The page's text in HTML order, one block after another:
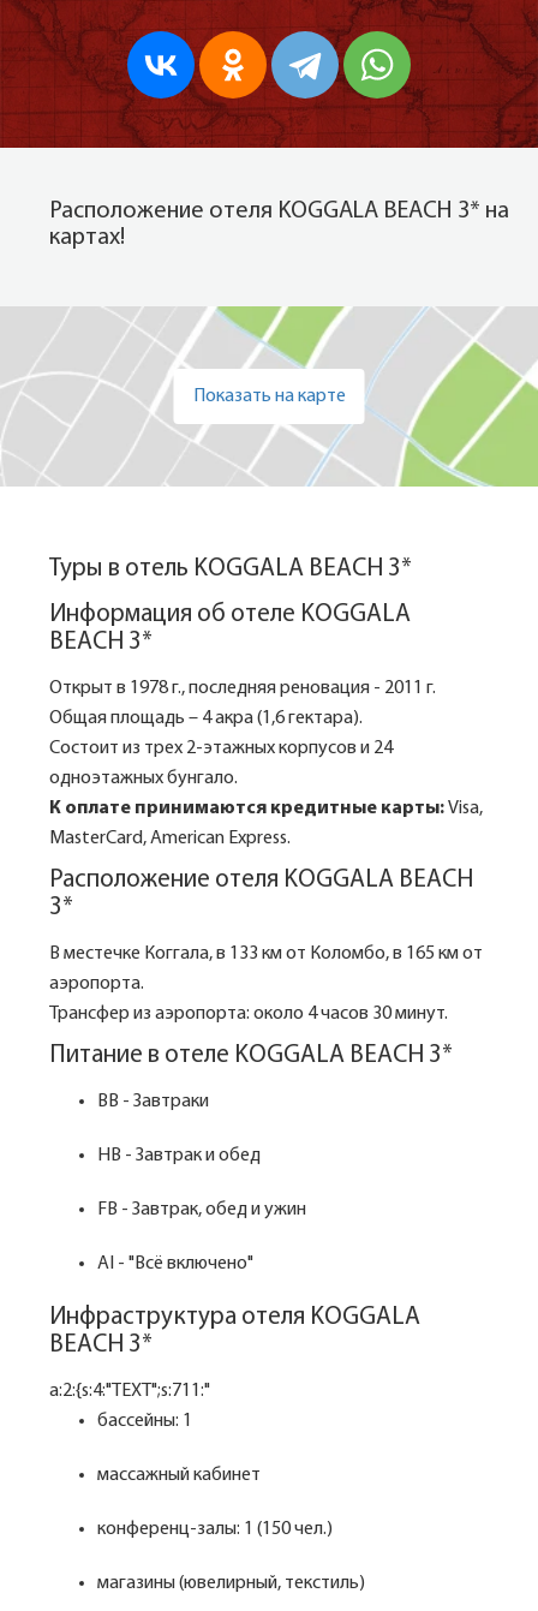
Расположение отеля KOGGALA BEACH 3* на
картах!
Показать на карте
Туры в отель KOGGALA BEACH 3*
Информация об отеле KOGGALA
BEACH 3*
Открыт в 1978 г., последняя реновация - 2011 г.
Общая площадь – 4 акра (1,6 гектара).
Состоит из трех 2-этажных корпусов и 24
одноэтажных бунгало.
К оплате принимаются кредитные карты:Visa,
MasterCard, American Express.
Расположение отеля KOGGALA BEACH
3*
В местечке Коггала, в 133 км от Коломбо, в 165 км от
аэропорта.
Трансфер из аэропорта: около 4 часов 30 минут.
Питание в отеле KOGGALA BEACH 3*
BB - Завтраки
HB - Завтрак и обед
FB - Завтрак, обед и ужин
AI - "Всё включено"
Инфраструктура отеля KOGGALA
BEACH 3*
a:2:{s:4:"TEXT";s:711:"
бассейны: 1
массажный кабинет
конференц-залы: 1 (150 чел.)
магазины (ювелирный, текстиль)